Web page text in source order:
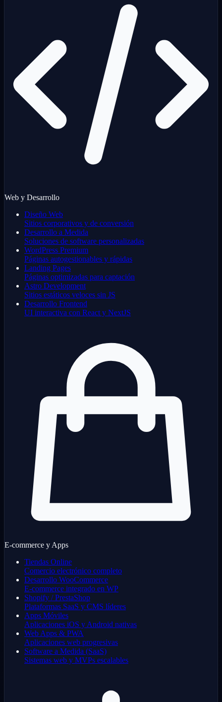
Web y Desarrollo
Diseño Web
Sitios corporativos y de conversión
Desarrollo a Medida
Soluciones de software personalizadas
WordPress Premium
Páginas autogestionables y rápidas
Landing Pages
Páginas optimizadas para captación
Astro Development
Sitios estáticos veloces sin JS
Desarrollo Frontend
UI interactiva con React y NextJS
E-commerce y Apps
Tiendas Online
Comercio electrónico completo
Desarrollo WooCommerce
E-commerce integrado en WP
Shopify / PrestaShop
Plataformas SaaS y CMS líderes
Apps Móviles
Aplicaciones iOS y Android nativas
Web Apps & PWA
Aplicaciones web progresivas
Software a Medida (SaaS)
Sistemas web y MVPs escalables